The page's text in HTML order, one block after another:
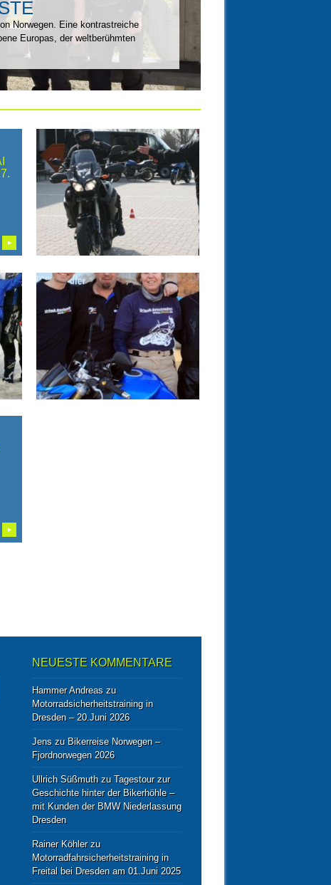
Norwegen. Eine kontrastreiche
Europas, der weltberühmten
▶
21.04.13
SICHERHEITSTRAINING
MIT SUZUKI-MEISSEN
(HOFFMANN-MOTORS)
21. APRIL 2013
▶
14.04.13
SAISONAUFTAKT MIT
DEM MOTORRADHAUS
DRESDEN
▶
▶
NEUESTE KOMMENTARE
Hammer Andreaszu
Motorradsicherheitstraining in
Dresden – 20.Juni 2026
Jenszu Bikerreise Norwegen –
Fjordnorwegen 2026
Ullrich Süßmuthzu Tagestour zur
Geschichte hinter der Bikerhöhle –
mit Kunden der BMW Niederlassung
Dresden
Rainer Köhlerzu
Motorradfahrsicherheitstraining in
Freital bei Dresden am 01.Juni 2025